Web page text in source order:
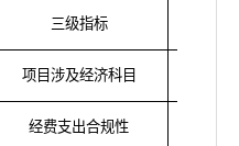
三级指标
项目涉及经济科目
经费支出合规性